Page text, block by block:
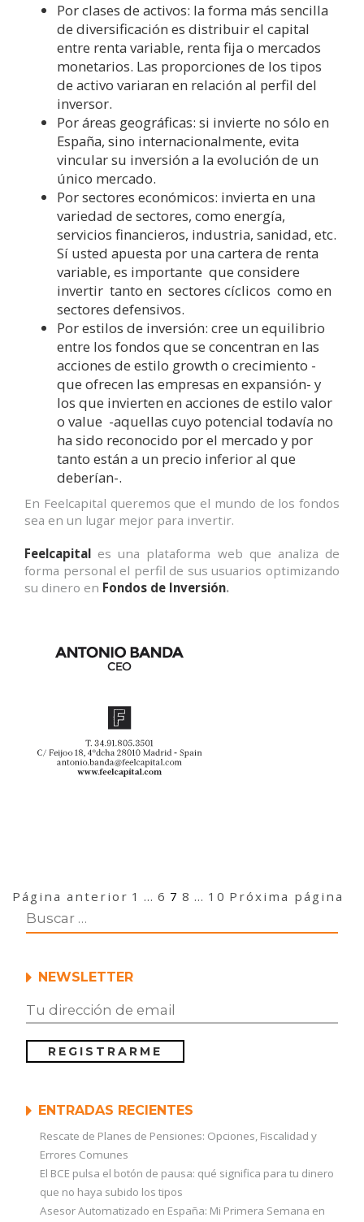
Por clases de activos: la forma más sencilla
de diversificación es distribuir el capital
entre renta variable, renta fija o mercados
monetarios. Las proporciones de los tipos
de activo variaran en relación al perfil del
inversor.
Por áreas geográficas: si invierte no sólo en
España, sino internacionalmente, evita
vincular su inversión a la evolución de un
único mercado.
Por sectores económicos: invierta en una
variedad de sectores, como energía,
servicios financieros, industria, sanidad, etc.
Sí usted apuesta por una cartera de renta
variable, es importante que considere
invertir tanto en sectores cíclicos como en
sectores defensivos.
Por estilos de inversión: cree un equilibrio
entre los fondos que se concentran en las
acciones de estilo growth o crecimiento -
que ofrecen las empresas en expansión- y
los que invierten en acciones de estilo valor
o value -aquellas cuyo potencial todavía no
ha sido reconocido por el mercado y por
tanto están a un precio inferior al que
deberían-.
En Feelcapital queremos que el mundo de los fondos
sea en un lugar mejor para invertir.
Feelcapital es una plataforma web que analiza de
forma personal el perfil de sus usuarios optimizando
su dinero en Fondos de Inversión.
Navegación
de
entradas
Página anterior Página
1 … Página
6 Página
7 Página
8 … Página
10 Próxima página
NEWSLETTER
ENTRADAS RECIENTES
Rescate de Planes de Pensiones: Opciones, Fiscalidad y
Errores Comunes
El BCE pulsa el botón de pausa: qué significa para tu dinero
que no haya subido los tipos
Asesor Automatizado en España: Mi Primera Semana en